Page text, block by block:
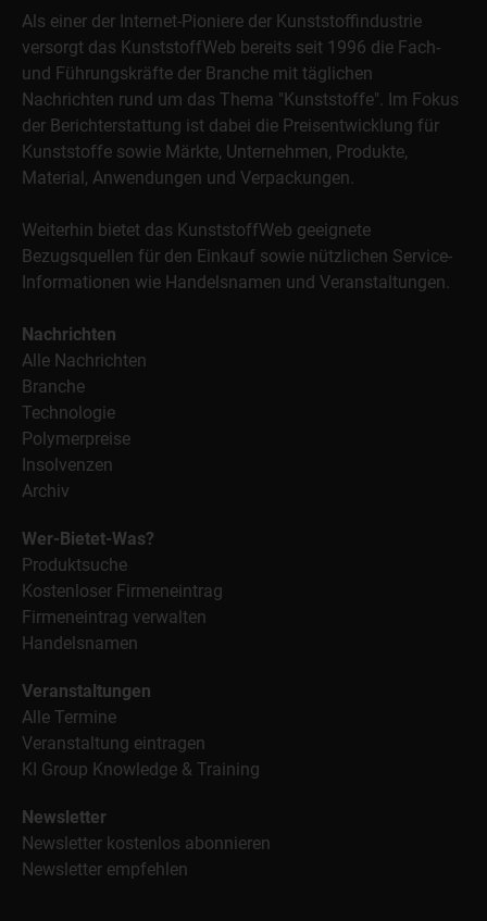
Als einer der Internet-Pioniere der Kunststoffindustrie
versorgt das KunststoffWeb bereits seit 1996 die Fach-
und Führungskräfte der Branche mit täglichen
Nachrichten rund um das Thema "Kunststoffe". Im Fokus
der Berichterstattung ist dabei die Preisentwicklung für
Kunststoffe sowie Märkte, Unternehmen, Produkte,
Material, Anwendungen und Verpackungen.
Weiterhin bietet das KunststoffWeb geeignete
Bezugsquellen für den Einkauf sowie nützlichen Service-
Informationen wie Handelsnamen und Veranstaltungen.
Nachrichten
Alle Nachrichten
Branche
Technologie
Polymerpreise
Insolvenzen
Archiv
Wer-Bietet-Was?
Produktsuche
Kostenloser Firmeneintrag
Firmeneintrag verwalten
Handelsnamen
Veranstaltungen
Alle Termine
Veranstaltung eintragen
KI Group Knowledge & Training
Newsletter
Newsletter kostenlos abonnieren
Newsletter empfehlen